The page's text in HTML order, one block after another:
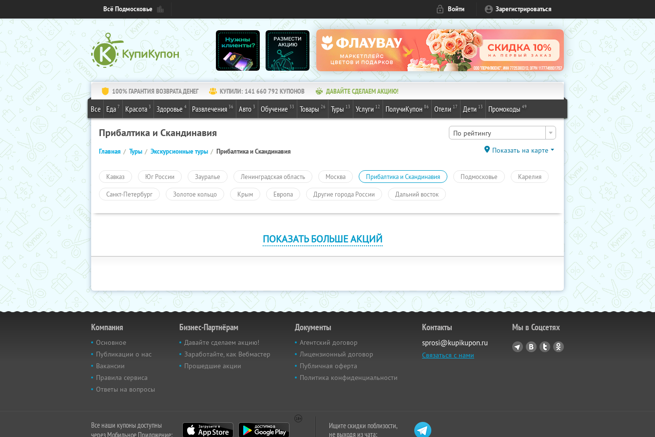
Всё Подмосковье Войти Зарегистрироваться
100% ГАРАНТИЯ ВОЗВРАТА ДЕНЕГ КУПИЛИ: 141 660 792 КУПОНОВ ДАВАЙТЕ СДЕЛАЕМ АКЦИЮ!
Все Еда 7 Красота 3 Здоровье 4 Развлечения 36 Авто 3 Обучение 33 Товары 26 Туры 13 Услуги 12 ПолучиКупон 86 Отели 17 Дети 13 Промокоды 49
Прибалтика и Скандинавия По рейтингу
Главная Туры Экскурсионные туры Прибалтика и Скандинавия Показать на карте
Кавказ Юг России Зауралье Ленинградская область Москва Прибалтика и Скандинавия Подмосковье Карелия
Санкт-Петербург Золотое кольцо Крым Европа Другие города России Дальний восток
ПОКАЗАТЬ БОЛЬШЕ АКЦИЙ
Компания
Основное
Публикации о нас
Вакансии
Правила сервиса
Ответы на вопросы
Бизнес-Партнёрам
Давайте сделаем акцию!
Заработайте, как Вебмастер
Прошедшие акции
Документы
Агентский договор
Лицензионный договор
Публичная оферта
Политика конфиденциальности
Контакты
sprosi@kupikupon.ru
Связаться с нами
Мы в Соцсетях
Все наши купоны доступны
через Мобильное Приложение:
Ищите скидки поблизости,
не выходя из чата: